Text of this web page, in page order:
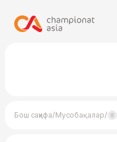
Бош саҳифа/Мусобақалар/